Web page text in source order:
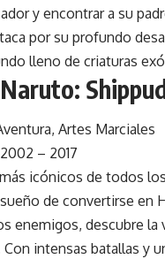
y encontrar a su
por su profundo
lleno de criaturas
Artes Marciales
2002 – 2017
icónicos de todos
de convertirse en
enemigos, descubre la
Con intensas batallas y